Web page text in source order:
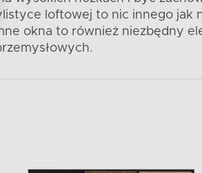
loftowej to nic innego
okna to również niezbędny